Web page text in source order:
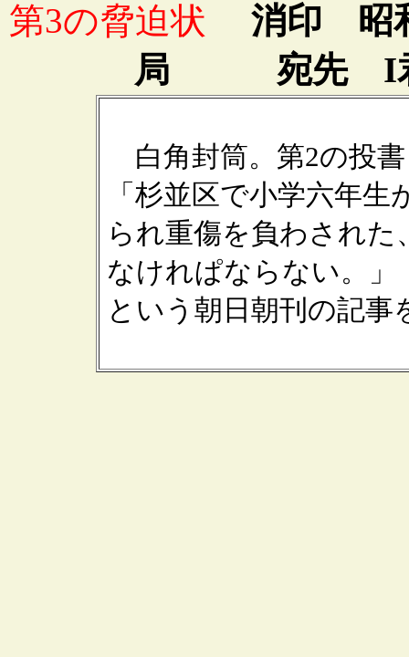
第3の脅迫状
消印 昭
局 宛先 I
白角封筒。第2の投
「杉並区で小学六年
られ重傷を負わされ
なけれぱならない。」
という朝日朝刊の記